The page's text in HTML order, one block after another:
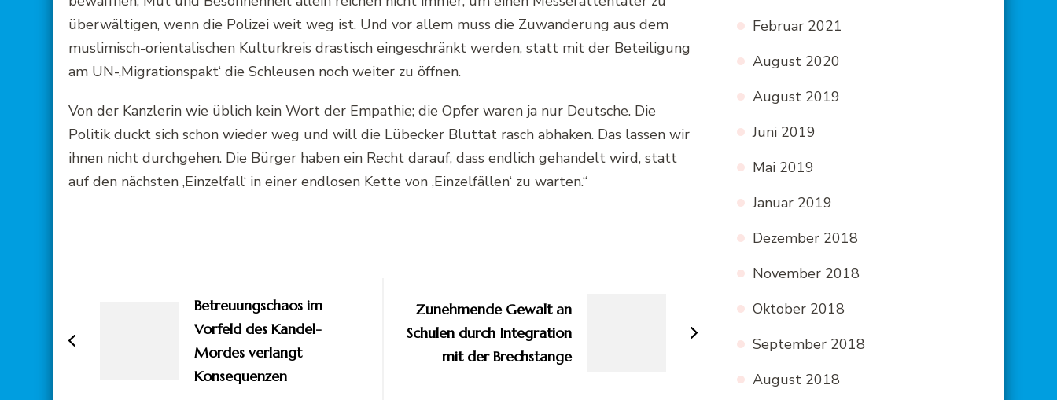
überwältigen, wenn die Polizei weit weg ist. Und vor allem muss die Zuwanderung aus dem
muslimisch-orientalischen Kulturkreis drastisch eingeschränkt werden, statt mit der Beteiligung
am UN-‚Migrationspakt‘ die Schleusen noch weiter zu öffnen.
Von der Kanzlerin wie üblich kein Wort der Empathie; die Opfer waren ja nur Deutsche. Die
Politik duckt sich schon wieder weg und will die Lübecker Bluttat rasch abhaken. Das lassen wir
ihnen nicht durchgehen. Die Bürger haben ein Recht darauf, dass endlich gehandelt wird, statt
auf den nächsten ‚Einzelfall‘ in einer endlosen Kette von ‚Einzelfällen‘ zu warten.“
Betreuungschaos im
Vorfeld des Kandel-
Mordes verlangt
Konsequenzen
Zunehmende Gewalt an
Schulen durch Integration
mit der Brechstange
Februar 2021
August 2020
August 2019
Juni 2019
Mai 2019
Januar 2019
Dezember 2018
November 2018
Oktober 2018
September 2018
August 2018